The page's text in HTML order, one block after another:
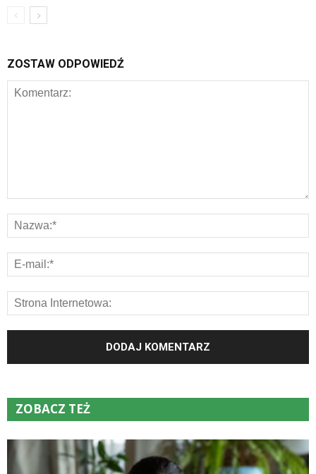
ZOSTAW ODPOWIEDŹ
ZOBACZ TEŻ